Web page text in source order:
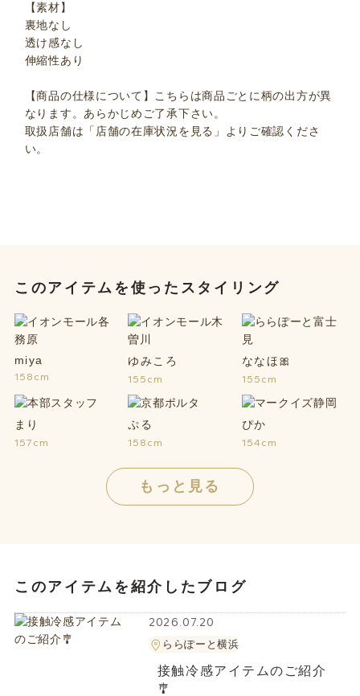
【素材】
裏地なし
透け感なし
伸縮性あり
【商品の仕様について】こちらは商品ごとに柄の出方が異
なります。あらかじめご了承下さい。
取扱店舗は「店舗の在庫状況を見る」よりご確認くださ
い。
このアイテムを使ったスタイリング
miya
158cm
ゆみころ
155cm
ななほ🎀
155cm
まり
157cm
ぷる
158cm
ぴか
154cm
もっと見る
このアイテムを紹介したブログ
2026.07.20
ららぽーと横浜
接触冷感アイテムのご紹介
🎐